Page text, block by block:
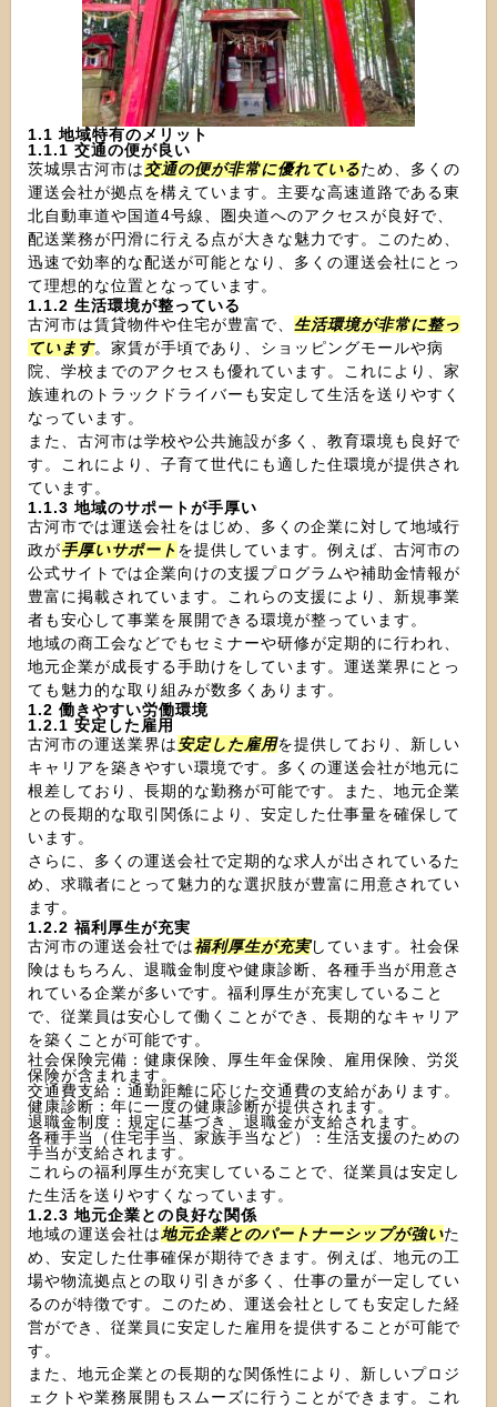
1.1 地域特有のメリット
1.1.1 交通の便が良い
茨城県古河市は交通の便が非常に優れているため、多くの
運送会社が拠点を構えています。主要な高速道路である東
北自動車道や国道4号線、圏央道へのアクセスが良好で、
配送業務が円滑に行える点が大きな魅力です。このため、
迅速で効率的な配送が可能となり、多くの運送会社にとっ
て理想的な位置となっています。
1.1.2 生活環境が整っている
古河市は賃貸物件や住宅が豊富で、 生活環境が非常に整っ
ています。家賃が手頃であり、ショッピングモールや病
院、学校までのアクセスも優れています。これにより、家
族連れのトラックドライバーも安定して生活を送りやすく
なっています。
また、古河市は学校や公共施設が多く、教育環境も良好で
す。これにより、子育て世代にも適した住環境が提供され
ています。
1.1.3 地域のサポートが手厚い
古河市では運送会社をはじめ、多くの企業に対して地域行
政が手厚いサポート を提供しています。例えば、古河市の
公式サイトでは企業向けの支援プログラムや補助金情報が
豊富に掲載されています。これらの支援により、新規事業
者も安心して事業を展開できる環境が整っています。
地域の商工会などでもセミナーや研修が定期的に行われ、
地元企業が成長する手助けをしています。運送業界にとっ
ても魅力的な取り組みが数多くあります。
1.2 働きやすい労働環境
1.2.1 安定した雇用
古河市の運送業界は安定した雇用を提供しており、新しい
キャリアを築きやすい環境です。多くの運送会社が地元に
根差しており、長期的な勤務が可能です。また、地元企業
との長期的な取引関係により、安定した仕事量を確保して
います。
さらに、多くの運送会社で定期的な求人が出されているた
め、求職者にとって魅力的な選択肢が豊富に用意されてい
ます。
1.2.2 福利厚生が充実
古河市の運送会社では福利厚生が充実しています。社会保
険はもちろん、退職金制度や健康診断、各種手当が用意さ
れている企業が多いです。福利厚生が充実していること
で、従業員は安心して働くことができ、長期的なキャリア
を築くことが可能です。
社会保険完備：健康保険、厚生年金保険、雇用保険、労災
保険が含まれます。
交通費支給：通勤距離に応じた交通費の支給があります。
健康診断：年に一度の健康診断が提供されます。
退職金制度：規定に基づき、退職金が支給されます。
各種手当（住宅手当、家族手当など）：生活支援のための
手当が支給されます。
これらの福利厚生が充実していることで、従業員は安定し
た生活を送りやすくなっています。
1.2.3 地元企業との良好な関係
地域の運送会社は地元企業とのパートナーシップが強いた
め、安定した仕事確保が期待できます。例えば、地元の工
場や物流拠点との取り引きが多く、仕事の量が一定してい
るのが特徴です。このため、運送会社としても安定した経
営ができ、従業員に安定した雇用を提供することが可能で
す。
また、地元企業との長期的な関係性により、新しいプロジ
ェクトや業務展開もスムーズに行うことができます。これ